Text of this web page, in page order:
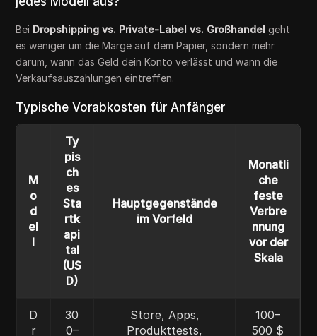
Bei Dropshipping vs. Private-Label vs. Großhandel geht
es weniger um die Marge auf dem Papier, sondern mehr
darum, wann das Geld dein Konto verlässt und wann die
Verkaufsauszahlungen eintreffen.
Typische Vorabkosten für Anfänger
M
o
d
el
l
Ty
pis
ch
es
Sta
rtk
api
tal
(US
D)
Hauptgegenstände
im Vorfeld
Monatli
che
feste
Verbre
nnung
vor der
Skala
D
r
30
0–
Store, Apps,
Produkttests,
100–
500 $